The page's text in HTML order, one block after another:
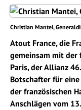
Christian Mantei,
Atout France,die
gemeinsam mit der
Paris, der Allianz
Botschafter für
der französischen
Anschlägen vom